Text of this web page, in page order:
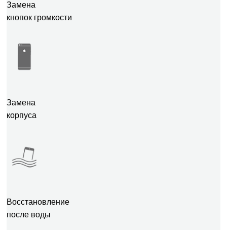
Замена
кнопок громкости
Замена
корпуса
Восстановление
после воды